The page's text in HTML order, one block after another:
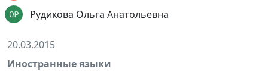
Рудикова Ольга Анатольевна
20.03.2015
Иностранные языки